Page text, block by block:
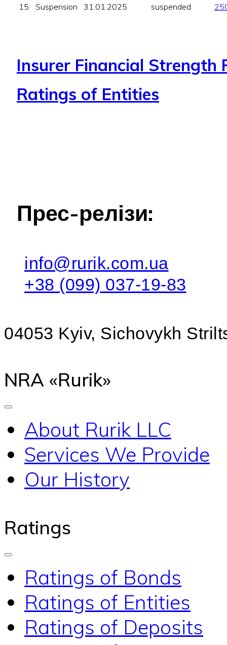
15
Suspension 31.01.2025 suspended
Insurer Financial Strength
Ratings of Entities
Прес-релізи:
info@rurik.com.ua
+38 (099) 037-19-83
04053 Kyiv, Sichovykh
NRA «Rurik»
About Rurik LLC
Services We Provide
Our History
Ratings
Ratings of Bonds
Ratings of Entities
Ratings of Deposits